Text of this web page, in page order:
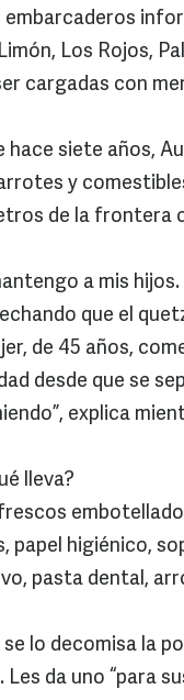
embarcaderos
Los Rojos,
cargadas con
hace siete años,
y
de la frontera
a mis
que el
de 45 años,
desde que se
explica
lleva?
papel higiénico,
pasta dental,
lo decomisa la
da uno “para